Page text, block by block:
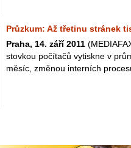
Průzkum: Až třetinu stránek
Praha, 14. září 2011
stovkou počítačů vytiskne v
měsíc, změnou interních